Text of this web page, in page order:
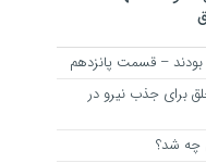
– قسمت پانزدهم
برای جذب نیرو در
چه شد؟